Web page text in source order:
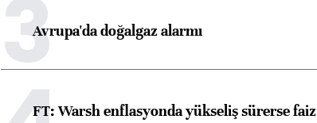
3Avrupa'da doğalgaz alarmı
FT: Warsh enflasyonda yükseliş sürerse faiz